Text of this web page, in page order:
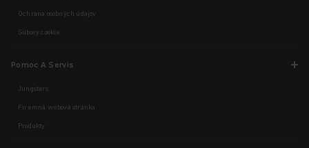
Ochrana osobných údajov
Súbory cookie
Pomoc A Servis
Jungstars
Firemná webová stránka
Produkty